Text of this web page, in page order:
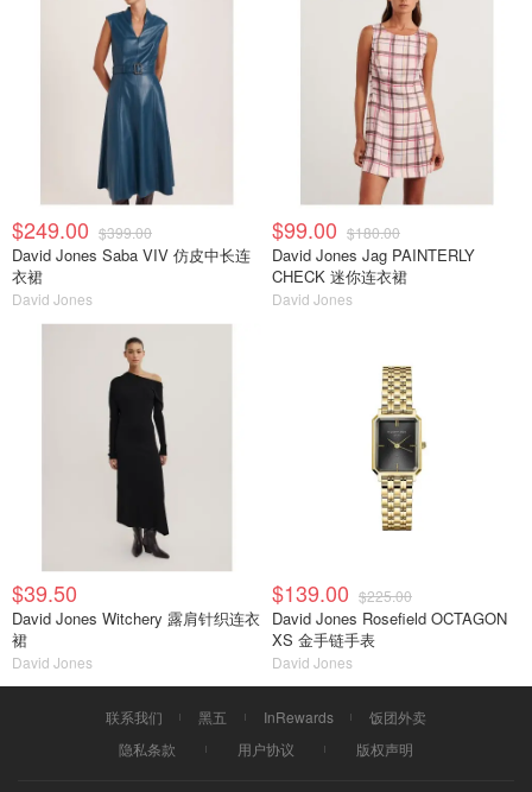
$249.00 $399.00
David Jones Saba VIV 仿皮中长连
衣裙
David Jones
$99.00 $180.00
David Jones Jag PAINTERLY
CHECK 迷你连衣裙
David Jones
$39.50
David Jones Witchery 露肩针织连衣
裙
David Jones
$139.00 $225.00
David Jones Rosefield OCTAGON
XS 金手链手表
David Jones
联系我们 黑五 InRewards
饭团外卖
隐私条款
用户协议 版权声明